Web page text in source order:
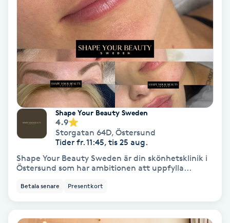
Hälsa
Hälsprickor
Idrottsmassage
Shape Your Beauty Sweden
4.9
Storgatan 64D, Östersund
Tider fr. 11:45, tis 25 aug.
Shape Your Beauty Sweden är din skönhetsklinik i
Östersund som har ambitionen att uppfylla...
Betala senare Presentkort